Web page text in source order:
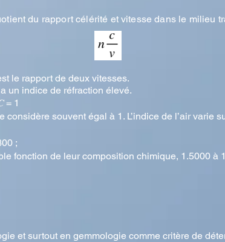
du rapport célérité et vitesse dans le milieu
le rapport de deux vitesses.
un indice de réfraction élevé.
= 1
considère souvent égal à 1. L’indice de l’air varie
;
fonction de leur composition chimique, 1.5000 à
et surtout en gemmologie comme critère de